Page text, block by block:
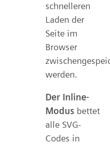
schnelleren
Laden der
Seite im
Browser
werden.
Der Inline-
Modus bettet
alle SVG-
Codes in